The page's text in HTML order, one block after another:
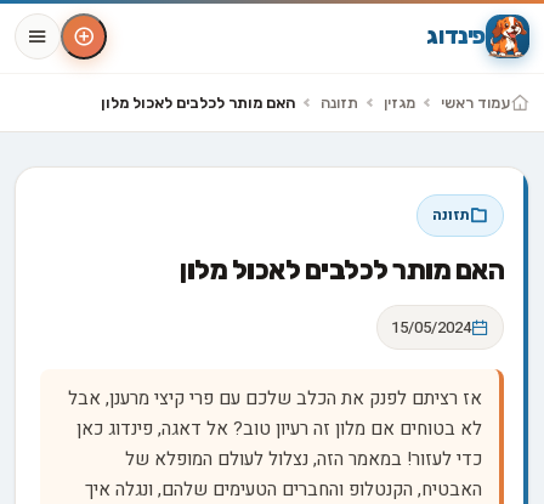
פינדוג
עמוד ראשי מגזין תזונה האם מותר לכלבים לאכול מלון
תזונה
האם מותר לכלבים לאכול מלון
15/05/2024
אז רציתם לפנק את הכלב שלכם עם פרי קיצי מרענן, אבל
לא בטוחים אם מלון זה רעיון טוב? אל דאגה, פינדוג כאן
כדי לעזור! במאמר הזה, נצלול לעולם המופלא של
האבטיח, הקנטלופ והחברים הטעימים שלהם, ונגלה איך